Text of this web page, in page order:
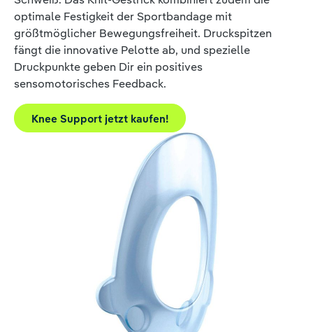
optimale Festigkeit der Sportbandage mit
größtmöglicher Bewegungsfreiheit. Druckspitzen
fängt die innovative Pelotte ab, und spezielle
Druckpunkte geben Dir ein positives
sensomotorisches Feedback.
Knee Support jetzt kaufen!